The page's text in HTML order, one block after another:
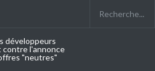
développeurs
contre l'annonce
"neutres"